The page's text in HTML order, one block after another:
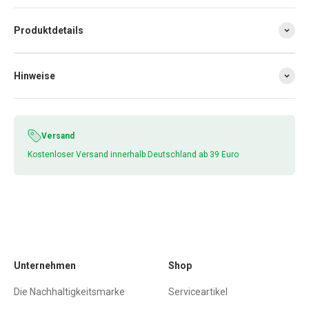
Produktdetails
Hinweise
Versand
Kostenloser Versand innerhalb Deutschland ab 39 Euro
Unternehmen
Die Nachhaltigkeitsmarke
Shop
Serviceartikel